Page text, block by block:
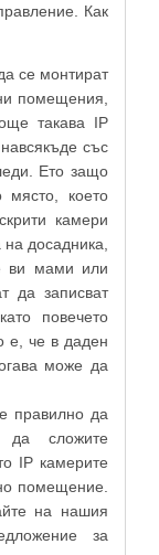
Как
се монтират
помещения,
такава IP
със
Ето защо
място, което
камери
досадника,
ви мами или
да записват
повечето
е, че в даден
може да
правилно да
сложите
IP камерите
помещение.
на нашия
за